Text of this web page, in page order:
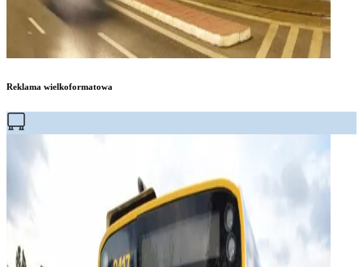
Reklama wielkoformatowa